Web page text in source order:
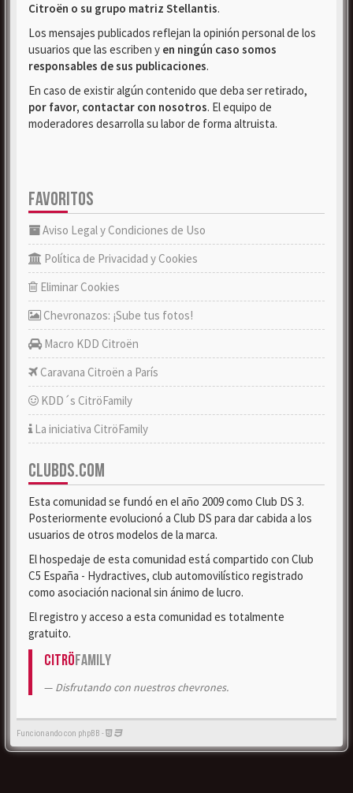
Citroën o su grupo matriz Stellantis.
Los mensajes publicados reflejan la opinión personal de los
usuarios que las escriben y en ningún caso somos
responsables de sus publicaciones.
En caso de existir algún contenido que deba ser retirado,
por favor, contactar con nosotros. El equipo de
moderadores desarrolla su labor de forma altruista.
FAVORITOS
Aviso Legal y Condiciones de Uso
Política de Privacidad y Cookies
Eliminar Cookies
Chevronazos: ¡Sube tus fotos!
Macro KDD Citroën
Caravana Citroën a París
KDD´s CitröFamily
La iniciativa CitröFamily
CLUBDS.COM
Esta comunidad se fundó en el año 2009 como Club DS 3.
Posteriormente evolucionó a Club DS para dar cabida a los
usuarios de otros modelos de la marca.
El hospedaje de esta comunidad está compartido con Club
C5 España - Hydractives, club automovilístico registrado
como asociación nacional sin ánimo de lucro.
El registro y acceso a esta comunidad es totalmente
gratuito.
CitröFamily
Disfrutando con nuestros chevrones.
Funcionando con phpBB -